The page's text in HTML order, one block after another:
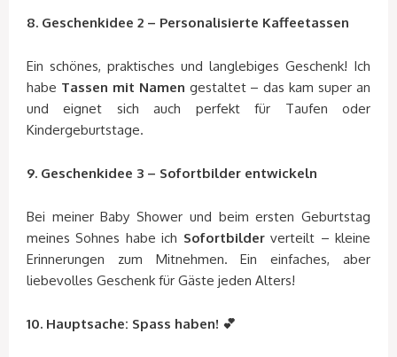
8. Geschenkidee 2 – Personalisierte Kaffeetassen
Ein schönes, praktisches und langlebiges Geschenk! Ich
habe Tassen mit Namen gestaltet – das kam super an
und eignet sich auch perfekt für Taufen oder
Kindergeburtstage.
9. Geschenkidee 3 – Sofortbilder entwickeln
Bei meiner Baby Shower und beim ersten Geburtstag
meines Sohnes habe ich Sofortbilderverteilt – kleine
Erinnerungen zum Mitnehmen. Ein einfaches, aber
liebevolles Geschenk für Gäste jeden Alters!
10. Hauptsache: Spass haben! 💕